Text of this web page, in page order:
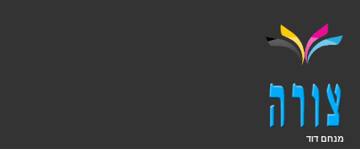
מנחם דוד